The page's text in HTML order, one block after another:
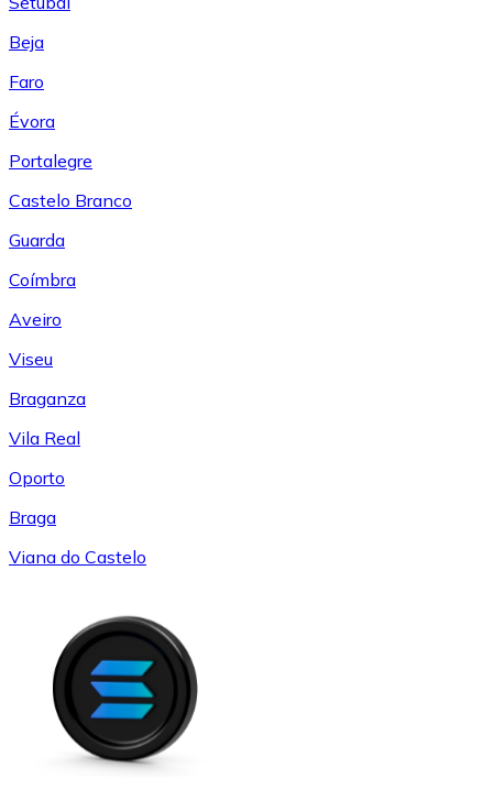
Beja
Faro
Évora
Portalegre
Castelo Branco
Guarda
Coímbra
Aveiro
Viseu
Braganza
Vila Real
Oporto
Braga
Viana do Castelo